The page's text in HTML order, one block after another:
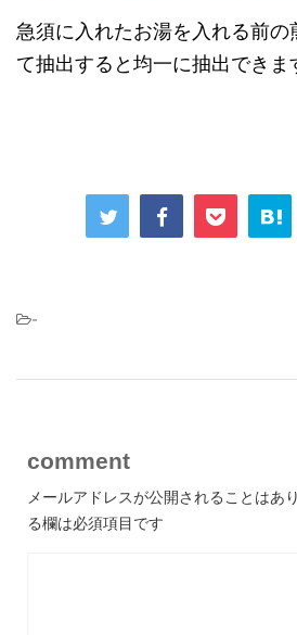
急須に入れたお湯を入れる前の
て抽出すると均一に抽出できま
-
comment
メールアドレスが公開されることはあ
る欄は必須項目です